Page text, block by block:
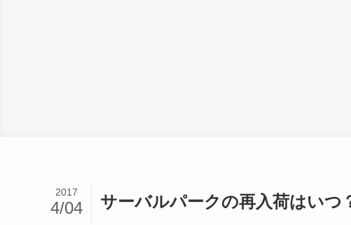
サーバルパークの再入荷はいつ
2017
4/04